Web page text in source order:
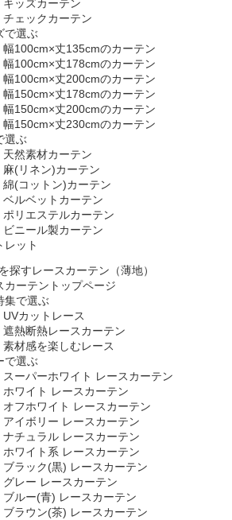
キッズカーテン
チェックカーテン
で選ぶ
幅100cm×丈135cmのカーテン
幅100cm×丈178cmのカーテン
幅100cm×丈200cmのカーテン
幅150cm×丈178cmのカーテン
幅150cm×丈200cmのカーテン
幅150cm×丈230cmのカーテン
選ぶ
天然素材カーテン
麻(リネン)カーテン
綿(コットン)カーテン
ベルベットカーテン
ポリエステルカーテン
ビニール製カーテン
レット
レースカーテン（薄地）
カーテントップページ
集で選ぶ
UVカットレース
遮熱断熱レースカーテン
素材感を楽しむレース
で選ぶ
スーパーホワイト レースカーテン
ホワイト レースカーテン
オフホワイト レースカーテン
アイボリー レースカーテン
ナチュラル レースカーテン
ホワイト系 レースカーテン
ブラック(黒) レースカーテン
グレー レースカーテン
ブルー(青) レースカーテン
ブラウン(茶) レースカーテン